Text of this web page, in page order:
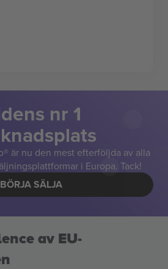
nr 1
är nu den mest efterföljda av alla
i Europa. Tack!
BÖRJA SÄLJA
av EU-